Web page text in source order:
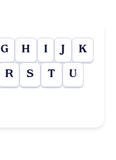
G H I J K
R S T U